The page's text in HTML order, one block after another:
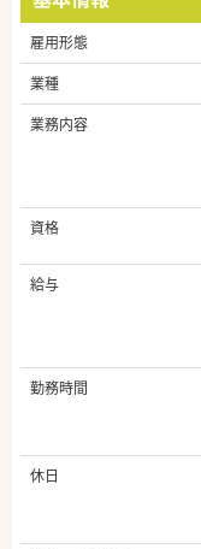
雇用形態
業種
業務内容
資格
給与
勤務時間
休日